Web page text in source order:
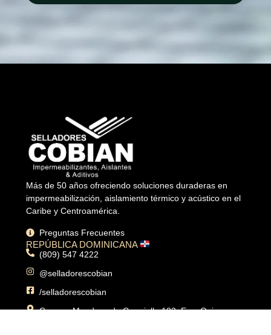
Más de 50 años ofreciendo soluciones duraderas en
impermeabilización, aislamiento térmico y acústico en el
Caribe y Centroamérica.
Preguntas Frecuentes
REPÚBLICA DOMINICANA
(809) 547 4222
@selladorescobian
/selladorescobian
Carmen Mendoza de Cormielle 102, Ens. Quisqueya,